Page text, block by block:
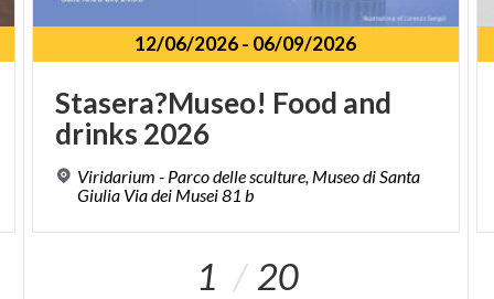
12/06/2026- 06/09/2026
Stasera?Museo! Food and
drinks 2026
Viridarium - Parco delle sculture, Museo di Santa
Giulia Via dei Musei 81 b
1 20